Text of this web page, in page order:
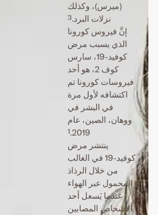
(ميرس)، وكذلك
نزلات البرد.3
إنَّ فيروس كورونا
الذي يسبب مرض
كوفيد-19، سارس
كوف 2، هو أحد
فيروسات كورونا تم
اكتشافه لأول مرة
في البشر في
ووهان، الصين، عام
2019‏.
1
ينتشر مرض
كوفيد-19 في الغالب
من خلال الرذاذ
المحمول عبر الهواء
عندما يَسعل أحد
الأشخاص المصابين